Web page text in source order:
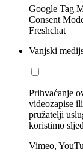
Google Tag
Consent
Freshchat
Vanjski
Prihvaćanje
videozapise
pružatelji
koristimo
Vimeo,